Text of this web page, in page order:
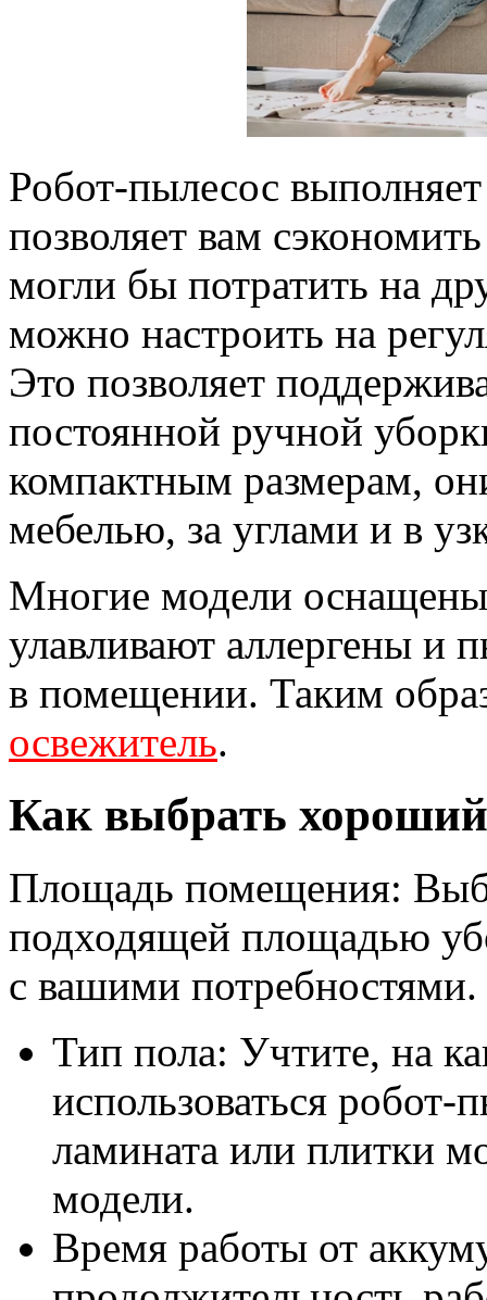
Робот-пылесос
позволяет вам
могли бы потратить на
можно настроить на
Это позволяет
постоянной ручной
компактным размерам,
мебелью, за углами и в
Многие модели
улавливают аллергены и
в помещении. Таким
освежитель.
Как выбрать
Площадь помещения:
подходящей площадью
с вашими потребностями.
Тип пола: Учтите, на
использоваться робот-
ламината или плитки
модели.
Время работы от